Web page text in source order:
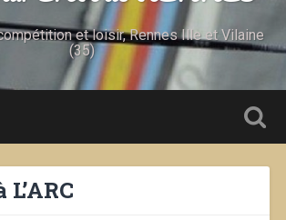
et loisir, Rennes Ille et Vilaine
(35)